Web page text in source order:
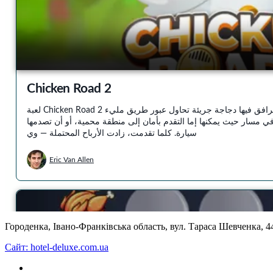
Городенка, Івано-Франківська область, вул. Тараса Шевченка,
Cайт: hotel-deluxe.com.ua